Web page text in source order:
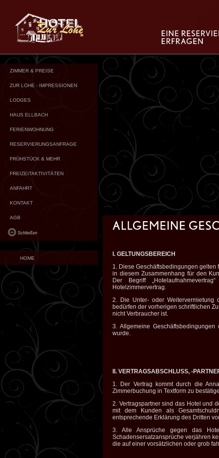
ZIMMER & PREISE
ZUR LOHE - IMPRESSIONEN
LODGES
HAUS ELLBACH
FERIENWOHNUNG
RESERVIERUNGSANFRAGE
FRÜHSTÜCK & MEHR
FREIZEITAKTIVITÄTEN
ANFAHRT
KONTAKT
AGB
Schließen
HOME
I. GELTUNGSBEREICH
1. Diese Geschäftsbedingungen
in diesem Zusammenhang für den
Der Begriff
Hotelzimmervertrag.
2. Die Unter- oder Weitervermietung
bedürfen der vorherigen schriftlichen
nicht Verbraucher ist.
3. Allgemeine
wurde.
II. VERTRAGSABSCHLUSS, -
1. Der Vertrag kommt durch die
Zimmerbuchung in Textform zu
2. Vertragspartner sind das Hotel und
mit dem Kunden als
entsprechende Erklärung des Dritten
3. Alle Ansprüche gegen das
Schadensersatzansprüche verjähren
die auf einer vorsätzlichen oder grob